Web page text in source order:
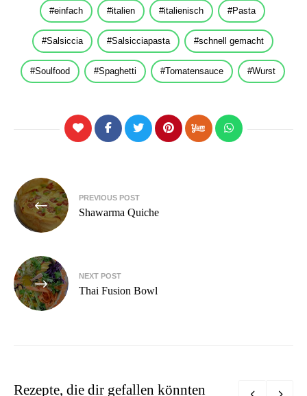
einfach italien italienisch Pasta
Salsiccia Salsicciapasta schnell gemacht
Soulfood Spaghetti Tomatensauce Wurst
Beitragsnavigation
PREVIOUS POST
Shawarma Quiche
NEXT POST
Thai Fusion Bowl
Rezepte, die dir gefallen könnten